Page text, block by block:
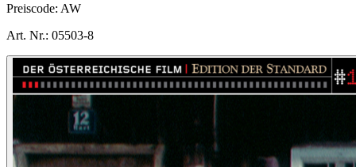
Preiscode: AW
Art. Nr.: 05503-8